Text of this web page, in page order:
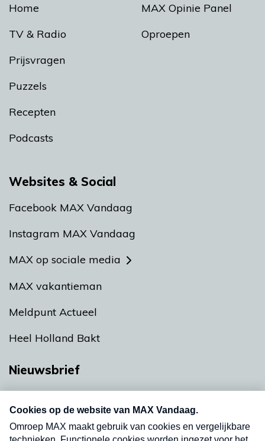
Home
TV & Radio
Prijsvragen
Puzzels
Recepten
Podcasts
MAX Opinie Panel
Oproepen
Websites & Social
Facebook MAX Vandaag
Instagram MAX Vandaag
MAX op sociale media
MAX vakantieman
Meldpunt Actueel
Heel Holland Bakt
Nieuwsbrief
nieuwsbrief. Elke vrijdag- en dinsdagochtend in
uw mailbox.